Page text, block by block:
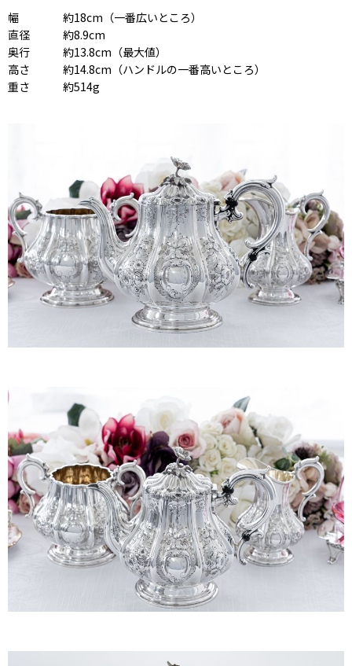
幅 約18cm（一番広いところ）
直径 約8.9cm
奥行 約13.8cm（最大値）
高さ 約14.8cm（ハンドルの一番高いところ）
重さ 約514g